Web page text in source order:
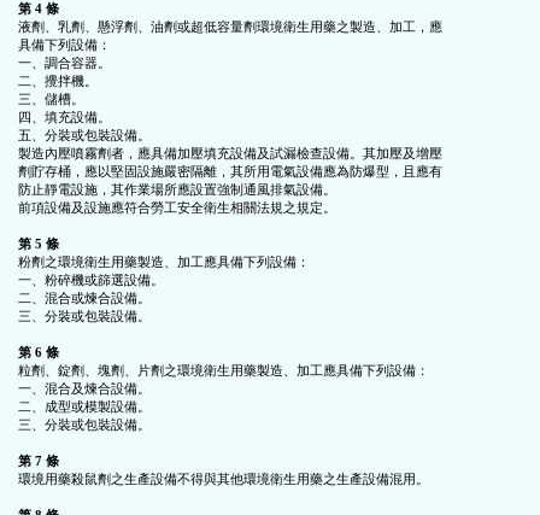
第 4 條
液劑、乳劑、懸浮劑、油劑或超低容量劑環境衛生用藥之製造、加工，應
具備下列設備：
一、調合容器。
二、攪拌機。
三、儲槽。
四、填充設備。
五、分裝或包裝設備。
製造內壓噴霧劑者，應具備加壓填充設備及試漏檢查設備。其加壓及增壓
劑貯存桶，應以堅固設施嚴密隔離，其所用電氣設備應為防爆型，且應有
防止靜電設施，其作業場所應設置強制通風排氣設備。
前項設備及設施應符合勞工安全衛生相關法規之規定。
第 5 條
粉劑之環境衛生用藥製造、加工應具備下列設備：
一、粉碎機或篩選設備。
二、混合或煉合設備。
三、分裝或包裝設備。
第 6 條
粒劑、錠劑、塊劑、片劑之環境衛生用藥製造、加工應具備下列設備：
一、混合及煉合設備。
二、成型或模製設備。
三、分裝或包裝設備。
第 7 條
環境用藥殺鼠劑之生產設備不得與其他環境衛生用藥之生產設備混用。